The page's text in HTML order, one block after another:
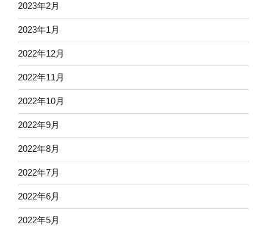
2023年2月
2023年1月
2022年12月
2022年11月
2022年10月
2022年9月
2022年8月
2022年7月
2022年6月
2022年5月